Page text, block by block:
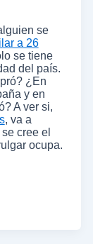
se
a 26
se tiene
del país.
¿En
y en
A ver si,
, va a
cree el
ocupa.